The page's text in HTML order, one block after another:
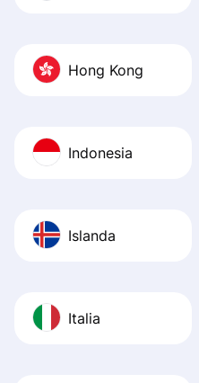
Hong Kong
Indonesia
Islanda
Italia